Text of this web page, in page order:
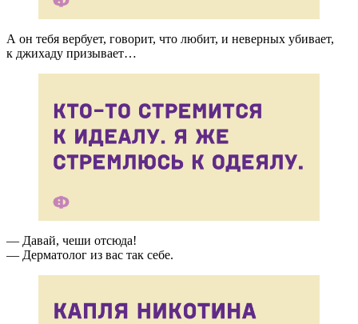
А он тебя вербует, говорит, что любит, и неверных убивает,
к джихаду призывает…
— Давай, чеши отсюда!
— Дерматолог из вас так себе.